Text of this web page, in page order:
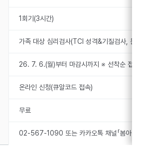
1회기(3시간)
가족 대상 심리검사(TCI 성격&기질검사, 문
26. 7. 6.(월)부터 마감시까지 ※ 선착순 접수
온라인 신청(큐알코드 접속)
무료
02-567-1090 또는 카카오톡 채널「봄아동청